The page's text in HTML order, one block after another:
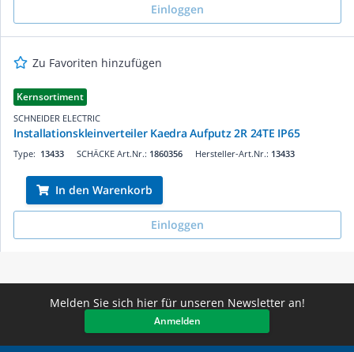
Einloggen
Zu Favoriten hinzufügen
Kernsortiment
SCHNEIDER ELECTRIC
Installationskleinverteiler Kaedra Aufputz 2R 24TE IP65
SCHÄCKE Art.Nr.: 1860356
Type: 13433 Hersteller-Art.Nr.: 13433
In den Warenkorb
Einloggen
Melden Sie sich hier für unseren Newsletter an!
Anmelden